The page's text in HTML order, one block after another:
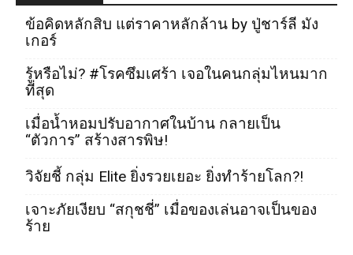
ข้อคิดหลักสิบ แต่ราคาหลักล้าน by ปู่ชาร์ลี มัง
เกอร์
รู้หรือไม่? #โรคซึมเศร้า เจอในคนกลุ่มไหนมาก
ที่สุด
เมื่อน้ำหอมปรับอากาศในบ้าน กลายเป็น
“ตัวการ” สร้างสารพิษ!
วิจัยชี้ กลุ่ม Elite ยิ่งรวยเยอะ ยิ่งทำร้ายโลก?!
เจาะภัยเงียบ “สกุชชี่” เมื่อของเล่นอาจเป็นของ
ร้าย